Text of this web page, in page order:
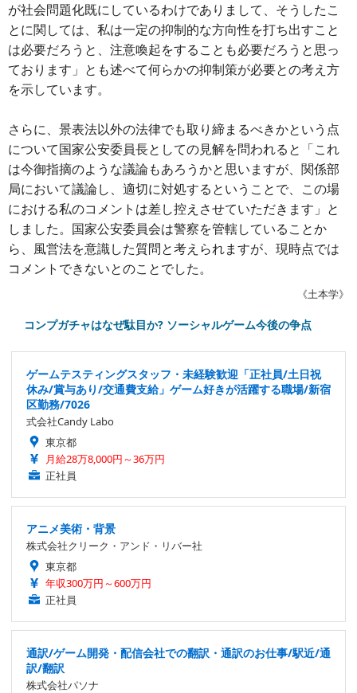
が社会問題化既にしているわけでありまして、そうしたこ
とに関しては、私は一定の抑制的な方向性を打ち出すこと
は必要だろうと、注意喚起をすることも必要だろうと思っ
ております」とも述べて何らかの抑制策が必要との考え方
を示しています。
さらに、景表法以外の法律でも取り締まるべきかという点
について国家公安委員長としての見解を問われると「これ
は今御指摘のような議論もあろうかと思いますが、関係部
局において議論し、適切に対処するということで、この場
における私のコメントは差し控えさせていただきます」と
しました。国家公安委員会は警察を管轄していることか
ら、風営法を意識した質問と考えられますが、現時点では
コメントできないとのことでした。
《土本学》
コンプガチャはなぜ駄目か? ソーシャルゲーム今後の争点
ゲームテスティングスタッフ・未経験歓迎「正社員/土日祝
休み/賞与あり/交通費支給」ゲーム好きが活躍する職場/新宿
区勤務/7026
式会社Candy Labo
東京都
月給28万8,000円～36万円
正社員
アニメ美術・背景
株式会社クリーク・アンド・リバー社
東京都
年収300万円～600万円
正社員
通訳/ゲーム開発・配信会社での翻訳・通訳のお仕事/駅近/通
訳/翻訳
株式会社パソナ